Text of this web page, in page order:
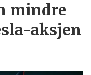
mindre
aksjen